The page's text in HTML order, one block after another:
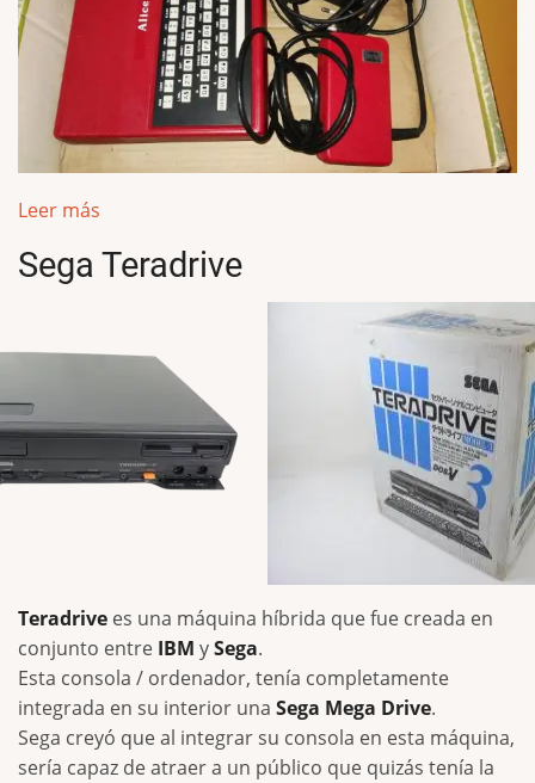
Leer más
Sega Teradrive
Teradrive es una máquina híbrida que fue creada en
conjunto entre IBM ySega.
Esta consola / ordenador, tenía completamente
integrada en su interior una Sega Mega Drive.
Sega creyó que al integrar su consola en esta máquina,
sería capaz de atraer a un público que quizás tenía la